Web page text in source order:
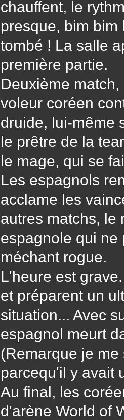
chauffent, le
presque, bim
tombé ! La salle
première partie.
Deuxième
voleur coréen
druide, lui-même
le prêtre de la
le mage, qui se
Les espagnols
acclame les
autres matchs, le
espagnole qui ne
méchant rogue.
L'heure est
et préparent un
situation... Avec
espagnol meurt
(Remarque je
parcequ'il y avait
Au final, les
d'arène World of